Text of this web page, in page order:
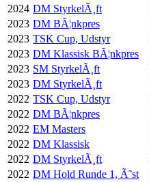
2024 DM StyrkelÃ¸ft
2023 DM BÃ¦nkpres
2023 TSK Cup, Udstyr
2023 DM Klassisk BÃ¦nkpres
2023 SM StyrkelÃ¸ft
2023 DM StyrkelÃ¸ft
2022 TSK Cup, Udstyr
2022 DM BÃ¦nkpres
2022 EM Masters
2022 DM Klassisk
2022 DM StyrkelÃ¸ft
2022 DM Hold Runde 1, Ã˜st